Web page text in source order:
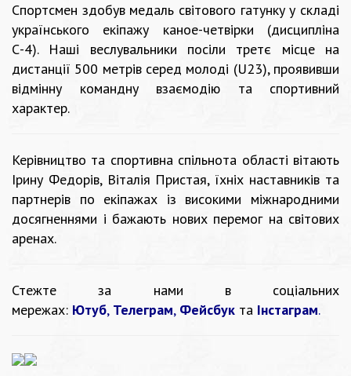
Спортсмен здобув медаль світового гатунку у складі
українського екіпажу каное-четвірки (дисципліна
С-4). Наші веслувальники посіли третє місце на
дистанції 500 метрів серед молоді (U23), проявивши
відмінну командну взаємодію та спортивний
характер.
Керівництво та спортивна спільнота області вітають
Ірину Федорів, Віталія Пристая, їхніх наставників та
партнерів по екіпажах із високими міжнародними
досягненнями і бажають нових перемог на світових
аренах.
Стежте за нами в соціальних
мережах: Ютуб, Телеграм, Фейсбук та Інстаграм.